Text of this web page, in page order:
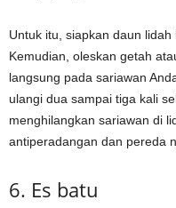
Untuk itu, siapkan daun
Kemudian, oleskan getah
langsung pada sariawan
ulangi dua sampai tiga kali
menghilangkan sariawan di
antiperadangan dan pereda
6. Es batu